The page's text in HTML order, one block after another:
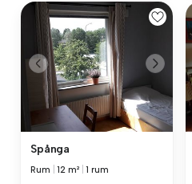
Spånga
Rum |12 m² |1 rum